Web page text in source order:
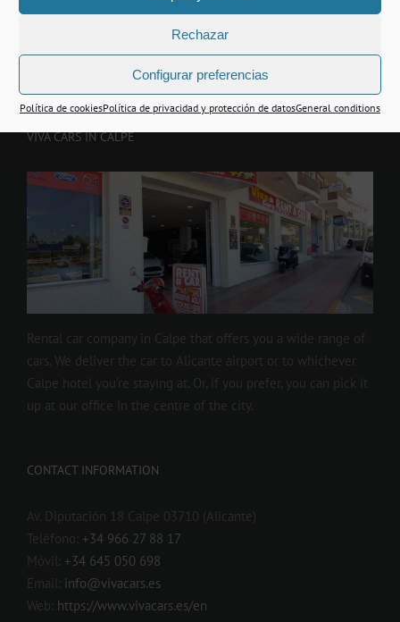
Rechazar
Configurar preferencias
Política de cookiesPolítica de privacidad y protección de datosGeneral conditions
VIVA CARS IN CALPE
Rental car company in Calpe that offers you a wide range of
cars. We deliver the car to Alicante airport or to whichever
Calpe hotel you’re staying at. Or, if you prefer, you can pick it
up at our office in the centre of the city.
CONTACT INFORMATION
Av. Diputación 18 Calpe 03710 (Alicante)
Teléfono: +34 966 27 88 17
Móvil: +34 645 050 698
Email: info@vivacars.es
Web: https://www.vivacars.es/en